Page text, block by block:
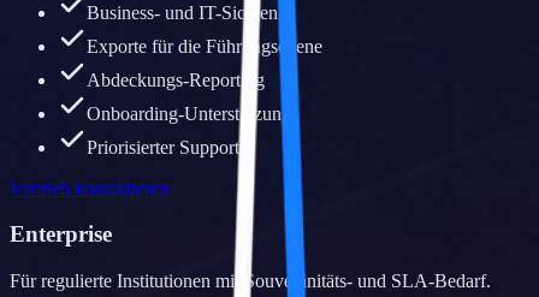
Business- und IT-Sichten
Exporte für die Führungsebene
Abdeckungs-Reporting
Onboarding-Unterstützung
Priorisierter Support
Vertrieb kontaktieren
Enterprise
Für regulierte Institutionen mit Souveränitäts- und SLA-Bedarf.